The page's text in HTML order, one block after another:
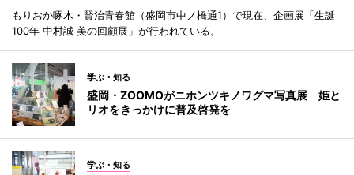
もりおか啄木・賢治青春館（盛岡市中ノ橋通1）で現在、企画展「生誕
100年 中村誠 美の回顧展」が行われている。
学ぶ・知る
盛岡・ZOOMOがニホンツキノワグマ写真展 姫と
リオをきっかけに普及啓発を
学ぶ・知る